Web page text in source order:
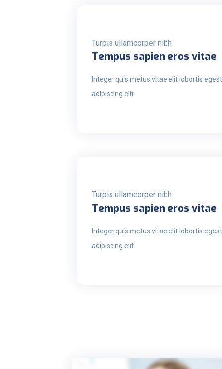
Turpis ullamcorper nibh
Tempus sapien eros vitae
Integer quis metus vitae elit lobortis
adipiscing elit.
Turpis ullamcorper nibh
Tempus sapien eros vitae
Integer quis metus vitae elit lobortis
adipiscing elit.